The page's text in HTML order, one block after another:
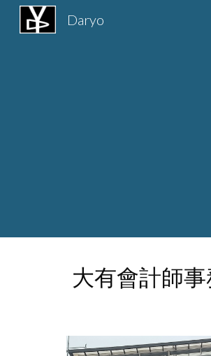
Daryo
大有會計師事